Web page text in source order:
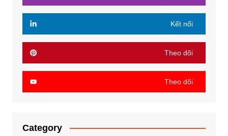
Kết nối
Theo dõi
Theo dõi
Category